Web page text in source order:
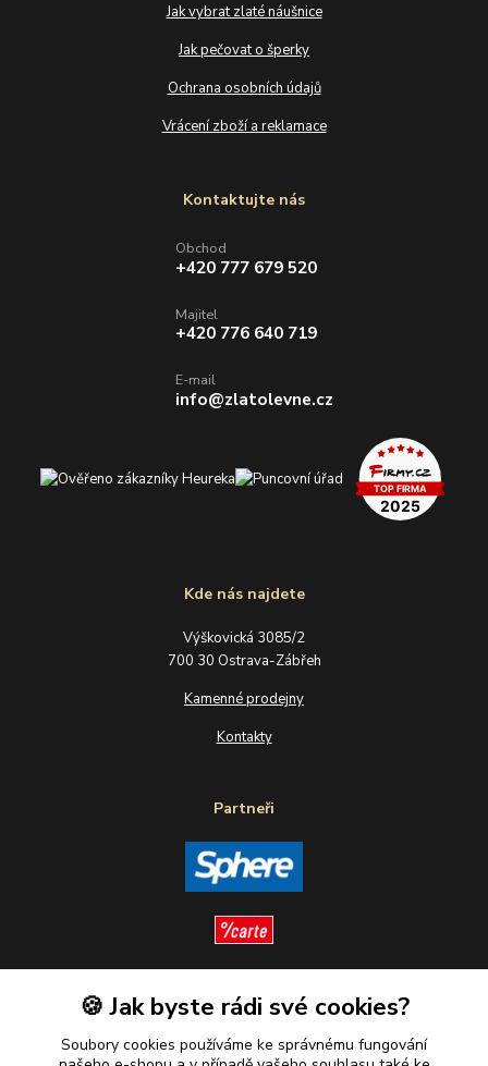
Jak vybrat zlaté náušnice
Jak pečovat o šperky
Ochrana osobních údajů
Vrácení zboží a reklamace
Kde nás najdete
Výškovická 3085/2
700 30 Ostrava-Zábřeh
Kamenné prodejny
Kontakty
Partneři
Sledujte nás
Kontaktujte nás
Obchod
+420 777 679 520
Majitel
+420 776 640 719
E-mail
info@zlatolevne.cz
🍪 Jak byste rádi své cookies?
Soubory cookies používáme ke správnému fungování